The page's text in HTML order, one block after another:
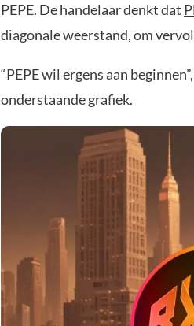
PEPE. De handelaar denkt dat
diagonale weerstand, om
“PEPE wil ergens aan
onderstaande grafiek.